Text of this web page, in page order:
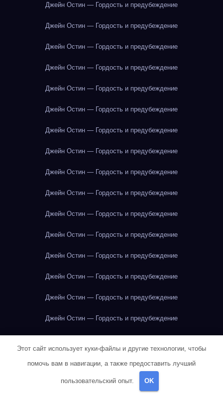
Джейн Остин — Гордость и предубеждение
Джейн Остин — Гордость и предубеждение
Джейн Остин — Гордость и предубеждение
Джейн Остин — Гордость и предубеждение
Джейн Остин — Гордость и предубеждение
Джейн Остин — Гордость и предубеждение
Джейн Остин — Гордость и предубеждение
Джейн Остин — Гордость и предубеждение
Джейн Остин — Гордость и предубеждение
Джейн Остин — Гордость и предубеждение
Джейн Остин — Гордость и предубеждение
Джейн Остин — Гордость и предубеждение
Джейн Остин — Гордость и предубеждение
Джейн Остин — Гордость и предубеждение
Джейн Остин — Гордость и предубеждение
Джейн Остин — Гордость и предубеждение
Джейн Остин — Гордость и предубеждение
Этот сайт использует куки-файлы и другие технологии, чтобы
помочь вам в навигации, а также предоставить лучший
пользовательский опыт. OK